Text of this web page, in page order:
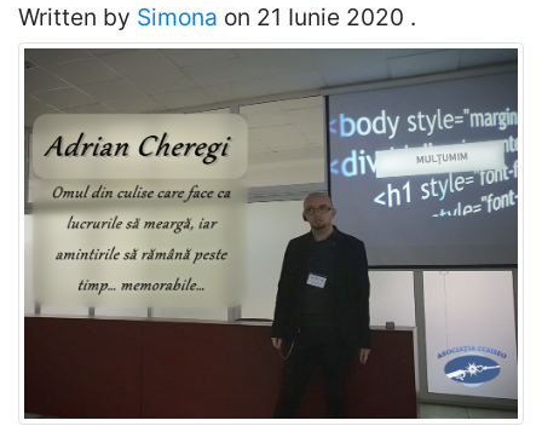
Written by Simona on 21 Iunie 2020 .